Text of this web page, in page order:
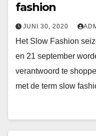
fashion
JUNI 30, 2020
Het Slow Fashion
en 21 september
verantwoord te
met de term slow